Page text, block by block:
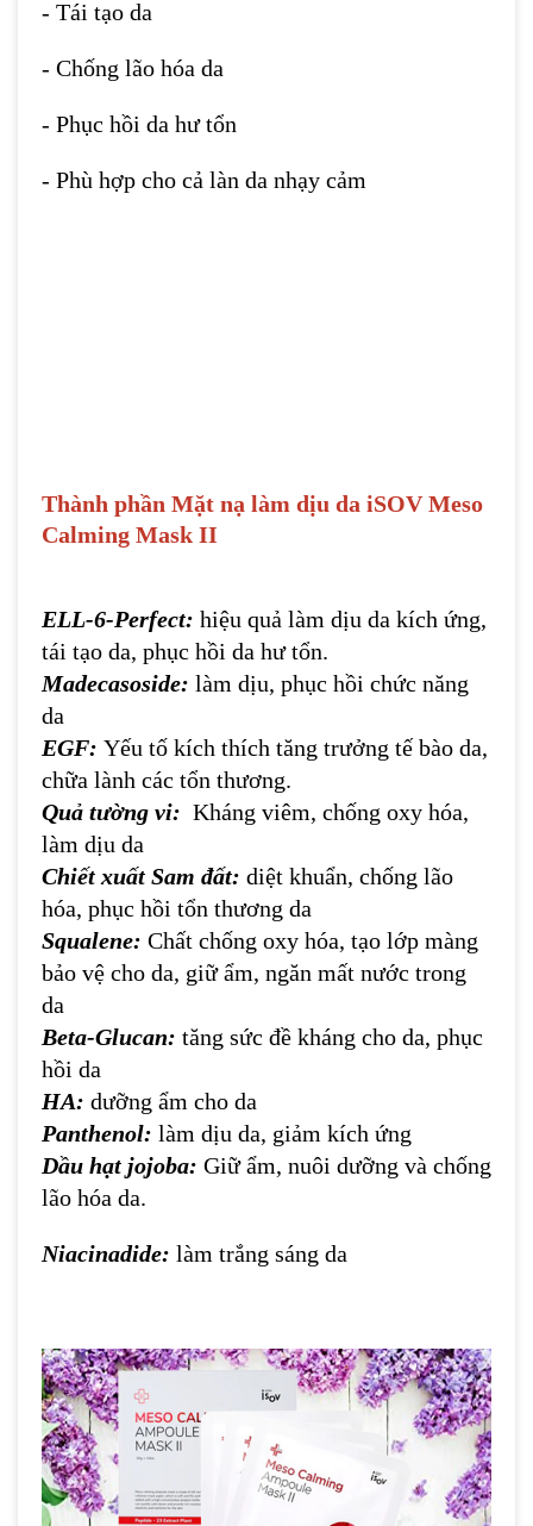
- Tái tạo da
- Chống lão hóa da
- Phục hồi da hư tổn
- Phù hợp cho cả làn da nhạy cảm
Thành phầnMặt nạ làm dịu da iSOV Meso
Calming Mask II
ELL-6-Perfect: hiệu quả làm dịu da kích ứng,
tái tạo da, phục hồi da hư tổn.
Madecasoside: làm dịu, phục hồi chức năng
da
EGF:
chữa lành các tổn thương.
Quả tường vi:
làm dịu da
Chiết xuất Sam đất:diệt khuẩn, chống lão
hóa, phục hồi tổn thương da
Squalene:Chất chống oxy hóa, tạo lớp màng
bảo vệ cho da, giữ ẩm, ngăn mất nước trong
HA:dưỡng ẩm cho da
Panthenol:
làm dịu da, giảm kích ứng
Dầu hạt jojoba:
Giữ ẩm, nuôi dưỡng và chống
lão hóa da.